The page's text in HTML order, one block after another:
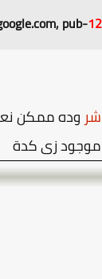
pub-
وده ممكن
زى كدة